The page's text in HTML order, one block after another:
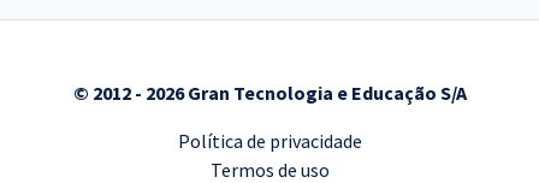
© 2012 - 2026 Gran Tecnologia e Educação S/A
Política de privacidade
Termos de uso